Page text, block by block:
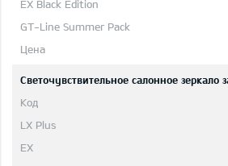
Светочувствительное салонное зеркало